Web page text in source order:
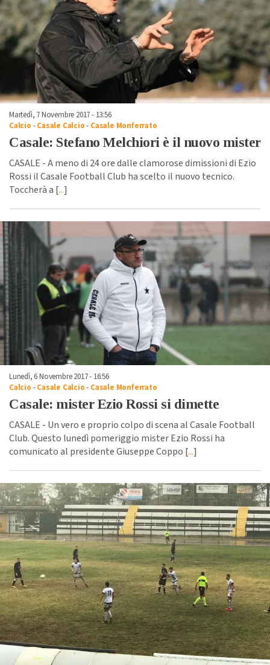
Martedì, 7 Novembre 2017 - 13:56
Calcio -Casale Calcio- Casale Monferrato
Casale: Stefano Melchiori è il nuovo mister
CASALE - A meno di 24 ore dalle clamorose dimissioni di Ezio
Rossi il Casale Football Club ha scelto il nuovo tecnico.
Toccherà a [...]
Lunedì, 6 Novembre 2017 - 16:56
Calcio -Casale Calcio- Casale Monferrato
Casale: mister Ezio Rossi si dimette
CASALE - Un vero e proprio colpo di scena al Casale Football
Club. Questo lunedì pomeriggio mister Ezio Rossi ha
comunicato al presidente Giuseppe Coppo [...]